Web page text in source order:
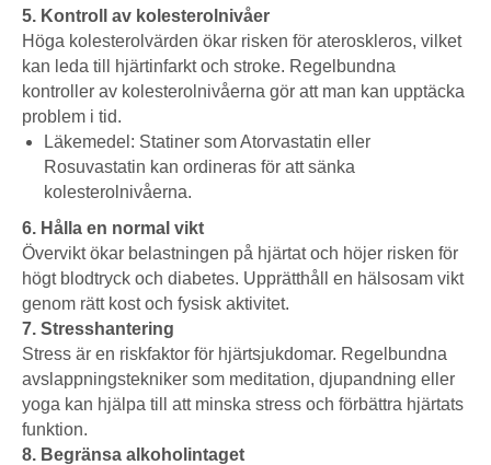
5. Kontroll av kolesterolnivåer
Höga kolesterolvärden ökar risken för ateroskleros, vilket
kan leda till hjärtinfarkt och stroke. Regelbundna
kontroller av kolesterolnivåerna gör att man kan upptäcka
problem i tid.
Läkemedel: Statiner som Atorvastatin eller
Rosuvastatin kan ordineras för att sänka
kolesterolnivåerna.
6. Hålla en normal vikt
Övervikt ökar belastningen på hjärtat och höjer risken för
högt blodtryck och diabetes. Upprätthåll en hälsosam vikt
genom rätt kost och fysisk aktivitet.
7. Stresshantering
Stress är en riskfaktor för hjärtsjukdomar. Regelbundna
avslappningstekniker som meditation, djupandning eller
yoga kan hjälpa till att minska stress och förbättra hjärtats
funktion.
8. Begränsa alkoholintaget